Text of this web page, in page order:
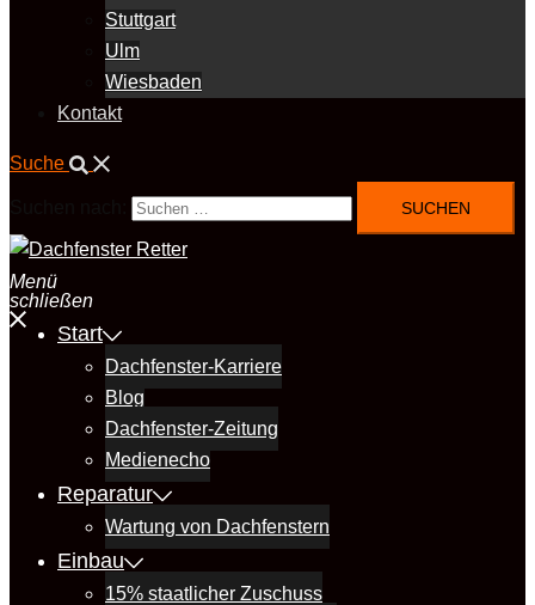
Stuttgart
Ulm
Wiesbaden
Kontakt
Suche
Menü
schließen
Start
Dachfenster-Karriere
Blog
Dachfenster-Zeitung
Medienecho
Reparatur
Wartung von Dachfenstern
Einbau
15% staatlicher Zuschuss